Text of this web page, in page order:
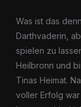
Was ist das
Darthvaderin,
spielen zu
Heilbronn und
Tinas Heimat.
voller Erfolg